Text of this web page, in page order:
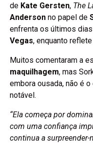
de Kate Gersten, The
Anderson no papel de
enfrenta os últimos
Vegas, enquanto
Muitos comentaram a
maquilhagem, mas
embora ousada, não é
notável.
“Ela começa por
com uma confiança
continua a surpreender-